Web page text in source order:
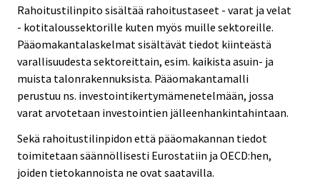
Rahoitustilinpito sisältää rahoitustaseet - varat ja velat
- kotitaloussektorille kuten myös muille sektoreille.
Pääomakantalaskelmat sisältävät tiedot kiinteästä
varallisuudesta sektoreittain, esim. kaikista asuin- ja
muista talonrakennuksista. Pääomakantamalli
perustuu ns. investointikertymämenetelmään, jossa
varat arvotetaan investointien jälleenhankintahintaan.
Sekä rahoitustilinpidon että pääomakannan tiedot
toimitetaan säännöllisesti Eurostatiin ja OECD:hen,
joiden tietokannoista ne ovat saatavilla.